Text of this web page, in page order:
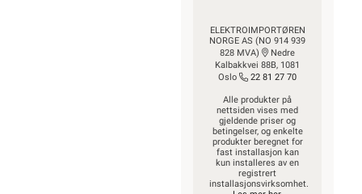
ELEKTROIMPORTØREN
NORGE AS (NO 914 939
828 MVA)
Nedre
Kalbakkvei 88B, 1081
Oslo
22 81 27 70
Alle produkter på
nettsiden vises med
gjeldende priser og
betingelser, og enkelte
produkter beregnet for
fast installasjon kan
kun installeres av en
registrert
installasjonsvirksomhet.